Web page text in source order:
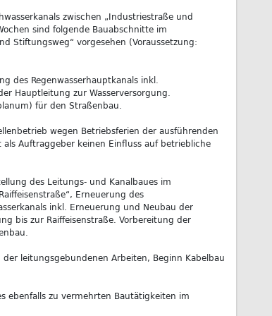
zwischen „Industriestraße und
sind folgende Bauabschnitte im
Stiftungsweg“ vorgesehen (Voraussetzung:
des Regenwasserhauptkanals inkl.
Hauptleitung zur Wasserversorgung.
für den Straßenbau.
wegen Betriebsferien der ausführenden
Auftraggeber keinen Einfluss auf betriebliche
des Leitungs- und Kanalbaues im
Erneuerung des
inkl. Erneuerung und Neubau der
bis zur Raiffeisenstraße. Vorbereitung der
leitungsgebundenen Arbeiten, Beginn Kabelbau
ebenfalls zu vermehrten Bautätigkeiten im